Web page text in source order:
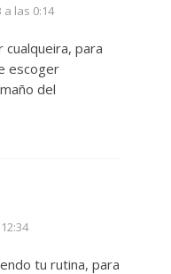
a las 0:14
para
escoger
del
tu rutina, para